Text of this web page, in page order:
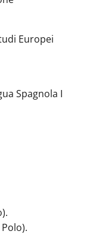
Europei
Spagnola I